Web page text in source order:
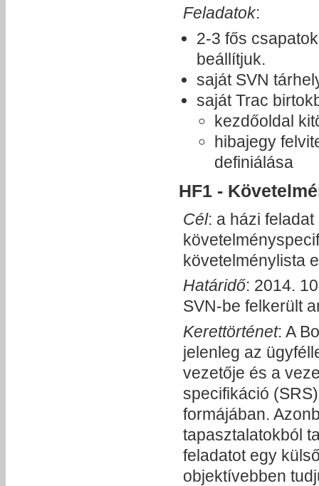
Feladatok:
2-3 fős
beállítjuk.
saját SVN
saját Trac
kezdőoldal
hibajegy
definiálása
HF1 -
Cél: a házi
követelménylista
Határidő: 2014.
SVN-be felkerült
Kerettörténet: A
jelenleg az
vezetője és a
specifikáció
formájában.
tapasztalatokból
feladatot egy
objektívebben